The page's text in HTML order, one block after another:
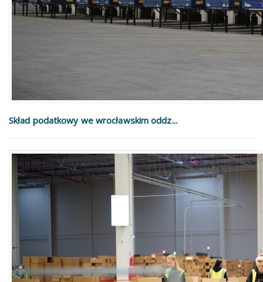
Skład podatkowy we wrocławskim oddz...